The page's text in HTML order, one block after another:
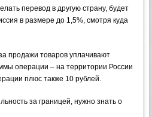
перевод в другую страну, будет
в размере до 1,5%, смотря куда
продажи товаров уплачивают
операции – на территории России
плюс также 10 рублей.
за границей, нужно знать о